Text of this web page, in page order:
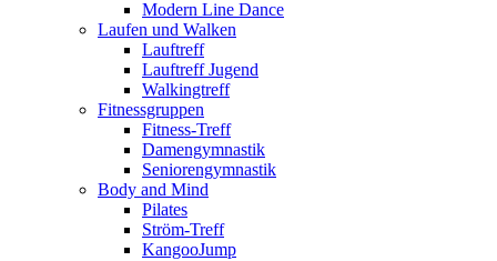
Modern Line Dance
Laufen und Walken
Lauftreff
Lauftreff Jugend
Walkingtreff
Fitnessgruppen
Fitness-Treff
Damengymnastik
Seniorengymnastik
Body and Mind
Pilates
Ström-Treff
KangooJump